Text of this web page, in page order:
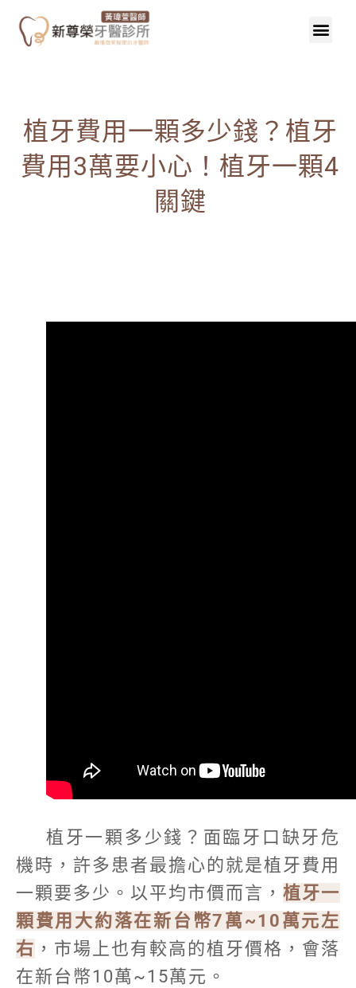
植牙費用一顆多少錢？植牙
費用3萬要小心！植牙一顆4
關鍵
植牙一顆多少錢？面臨牙口缺牙危
機時，許多患者最擔心的就是植牙費用
一顆要多少。以平均市價而言， 植牙一
顆費用大約落在新台幣7萬~10萬元左
右 ，市場上也有較高的植牙價格，會落
在新台幣10萬~15萬元。